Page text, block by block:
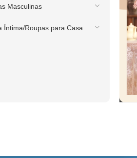
Masculinas
Íntima/Roupas para Casa